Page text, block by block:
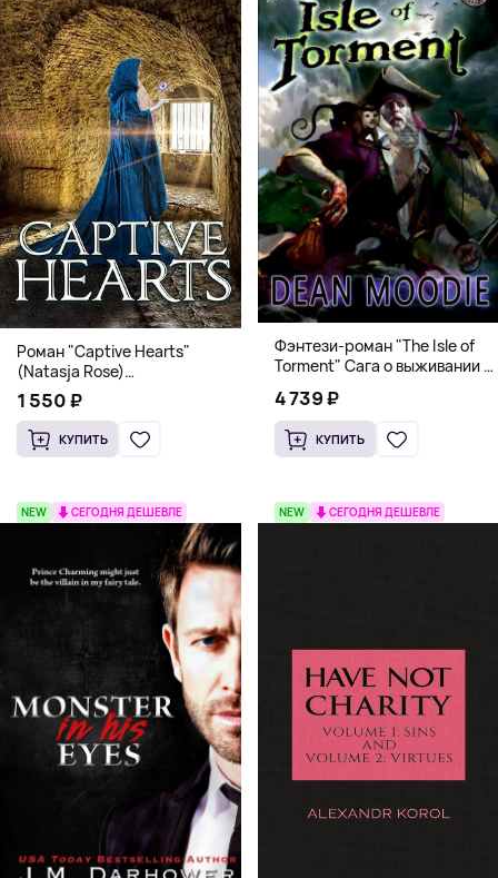
Роман "Captive Hearts"
(Natasja Rose)
Романтическое фэнтези
1 550 ₽
КУПИТЬ
Фэнтези-роман "The Isle of
Torment" Сага о выживании и
4 739 ₽
КУПИТЬ
NEW СЕГОДНЯ ДЕШЕВЛЕ NEW СЕГОДНЯ ДЕШЕВЛЕ